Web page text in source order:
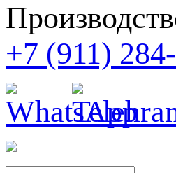
+7 (911)